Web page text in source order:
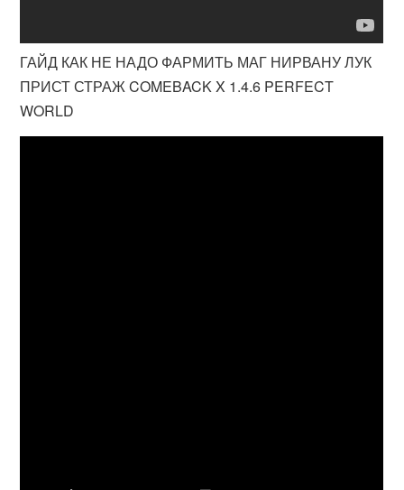
ГАЙД КАК НЕ НАДО ФАРМИТЬ МАГ НИРВАНУ ЛУК
ПРИСТ СТРАЖ COMEBACK X 1.4.6 PERFECT
WORLD